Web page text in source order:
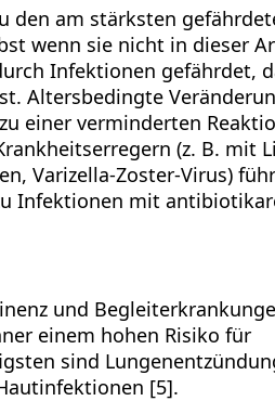
den am stärksten
wenn sie nicht in dieser
Infektionen gefährdet,
Altersbedingte
einer verminderten
(z. B. mit
Varizella-Zoster-Virus)
Infektionen mit
und
einem hohen Risiko für
sind
[5].